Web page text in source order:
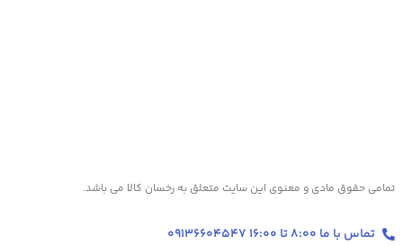
تمامی حقوق مادی و معنوی این سایت متعلق به رخسان کالا می باشد.
تماس با ما 8:00 تا 16:00 09136604547